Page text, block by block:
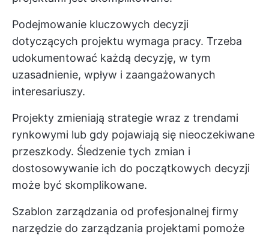
Podejmowanie kluczowych decyzji
dotyczących projektu wymaga pracy. Trzeba
udokumentować każdą decyzję, w tym
uzasadnienie, wpływ i zaangażowanych
interesariuszy.
Projekty zmieniają strategie wraz z trendami
rynkowymi lub gdy pojawiają się nieoczekiwane
przeszkody. Śledzenie tych zmian i
dostosowywanie ich do początkowych decyzji
może być skomplikowane.
Szablon zarządzania od profesjonalnej firmy
narzędzie do zarządzania projektami pomoże